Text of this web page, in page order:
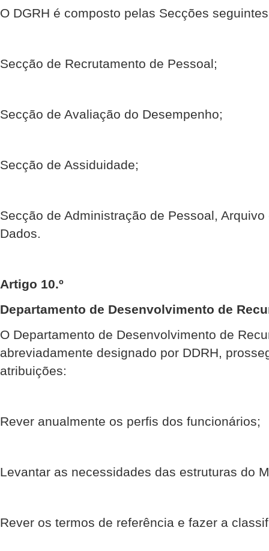
O DGRH é composto pelas Secções
Secção de Recrutamento de Pessoal;
Secção de Avaliação do Desempenho;
Secção de Assiduidade;
Secção de Administração de Pessoal,
Dados.
Artigo 10.º
Departamento de Desenvolvimento de
O Departamento de Desenvolvimento de
abreviadamente designado por DDRH,
atribuições:
Rever anualmente os perfis dos funcionários;
Levantar as necessidades das estruturas do
Rever os termos de referência e fazer a